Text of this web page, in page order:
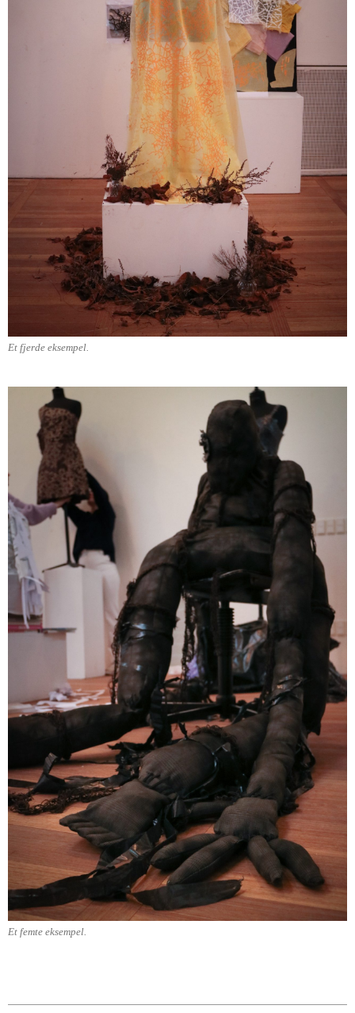
Et fjerde eksempel.
Et femte eksempel.